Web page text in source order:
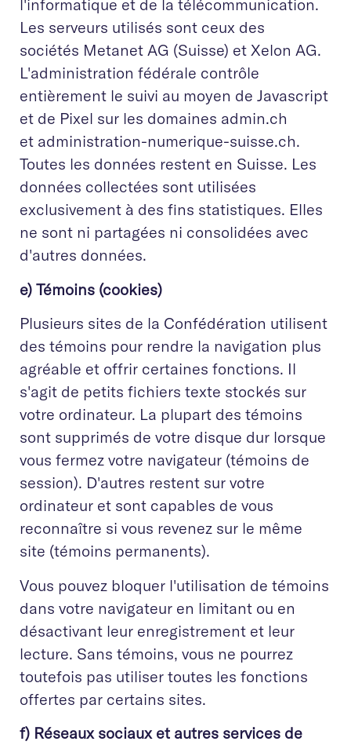
l'informatique et de la télécommunication.
Les serveurs utilisés sont ceux des
sociétés Metanet AG (Suisse) et Xelon AG.
L'administration fédérale contrôle
entièrement le suivi au moyen de Javascript
et de Pixel sur les domaines admin.ch
et administration-numerique-suisse.ch.
Toutes les données restent en Suisse. Les
données collectées sont utilisées
exclusivement à des fins statistiques. Elles
ne sont ni partagées ni consolidées avec
d'autres données.
e) Témoins (cookies)
Plusieurs sites de la Confédération utilisent
des témoins pour rendre la navigation plus
agréable et offrir certaines fonctions. Il
s'agit de petits fichiers texte stockés sur
votre ordinateur. La plupart des témoins
sont supprimés de votre disque dur lorsque
vous fermez votre navigateur (témoins de
session). D'autres restent sur votre
ordinateur et sont capables de vous
reconnaître si vous revenez sur le même
site (témoins permanents).
Vous pouvez bloquer l'utilisation de témoins
dans votre navigateur en limitant ou en
désactivant leur enregistrement et leur
lecture. Sans témoins, vous ne pourrez
toutefois pas utiliser toutes les fonctions
offertes par certains sites.
f) Réseaux sociaux et autres services de